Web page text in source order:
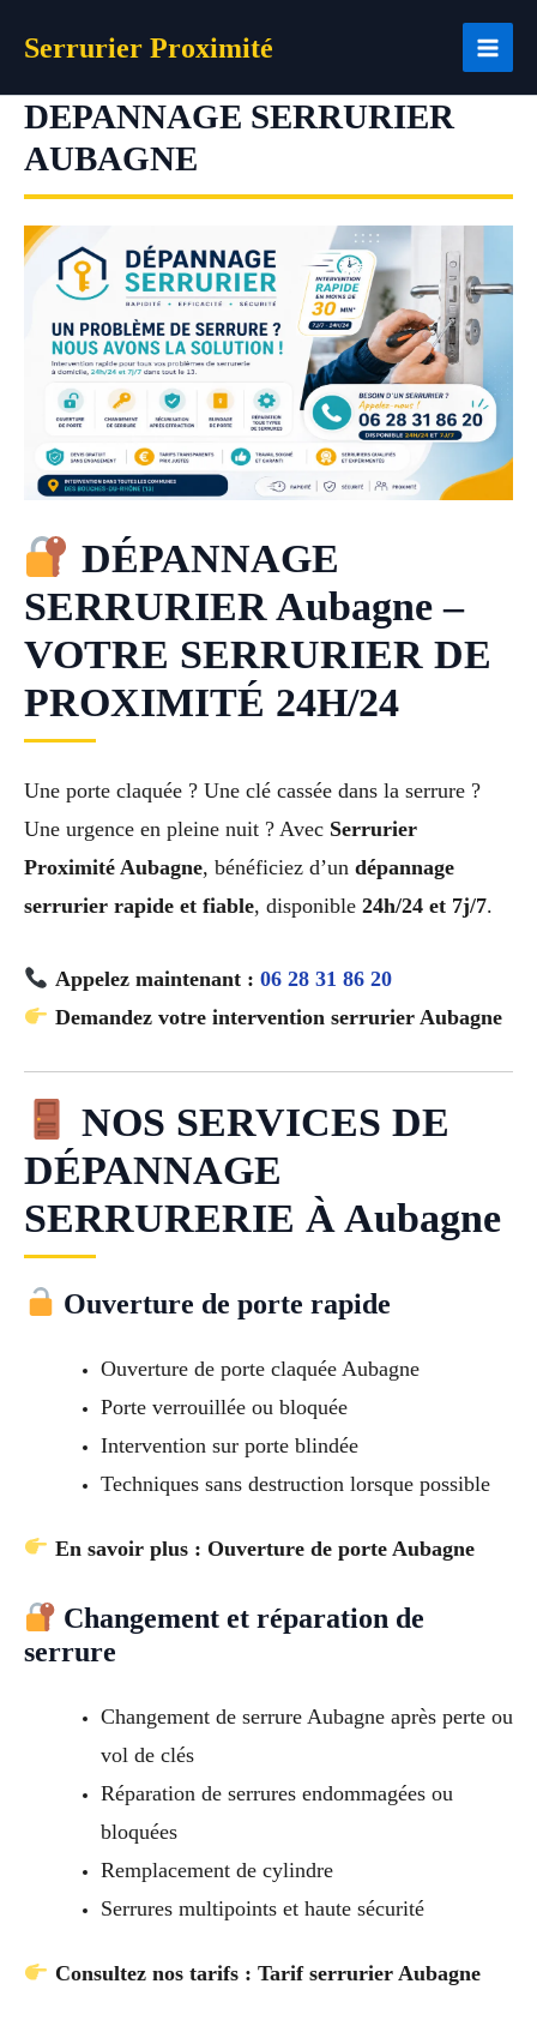
Serrurier Proximité
DEPANNAGE SERRURIER
AUBAGNE
DÉPANNAGE
SERRURIER Aubagne –
VOTRE SERRURIER DE
PROXIMITÉ 24H/24
Une porte claquée ? Une clé cassée dans la serrure ?
Une urgence en pleine nuit ? Avec Serrurier
Proximité Aubagne, bénéficiez d’un dépannage
serrurier rapide et fiable, disponible 24h/24 et 7j/7.
Appelez maintenant : 06 28 31 86 20
Demandez votre intervention serrurier Aubagne
NOS SERVICES DE
DÉPANNAGE
SERRURERIE À Aubagne
Ouverture de porte rapide
Ouverture de porte claquée Aubagne
Porte verrouillée ou bloquée
Intervention sur porte blindée
Techniques sans destruction lorsque possible
En savoir plus : Ouverture de porte Aubagne
Changement et réparation de
serrure
Changement de serrure Aubagne après perte ou
vol de clés
Réparation de serrures endommagées ou
bloquées
Remplacement de cylindre
Serrures multipoints et haute sécurité
Consultez nos tarifs : Tarif serrurier Aubagne